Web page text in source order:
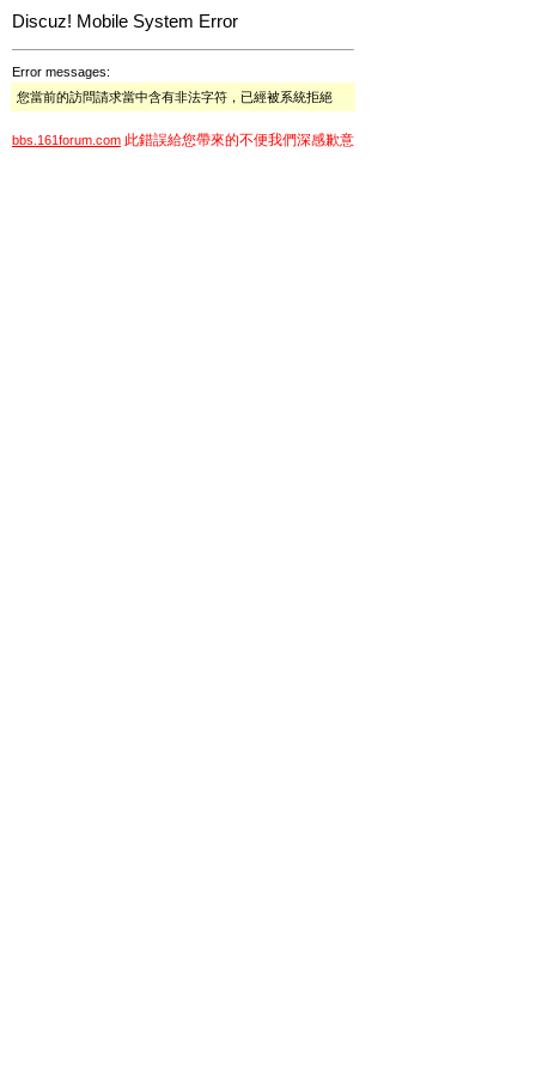
Discuz! Mobile System Error
Error messages:
您當前的訪問請求當中含有非法字符，已經被系統拒絕
bbs.161forum.com 此錯誤給您帶來的不便我們深感歉意